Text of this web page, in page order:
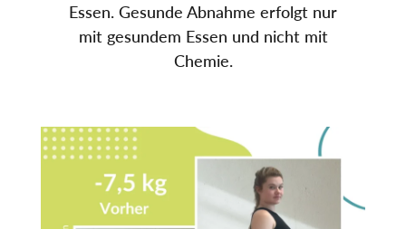
Essen. Gesunde Abnahme erfolgt nur
mit gesundem Essen und nicht mit
Chemie.